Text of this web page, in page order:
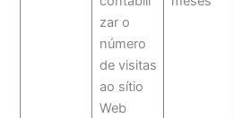
zar o
número
de visitas
ao sítio
Web